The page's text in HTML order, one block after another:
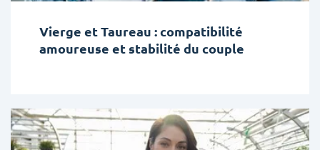
Vierge et Taureau : compatibilité
amoureuse et stabilité du couple